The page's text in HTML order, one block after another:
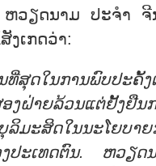
ວຽດນາມ ປະຈຳ ຈີ
ງເກດວ່າ:
ທີ່ສຸດໃນການພົບປະຄັ້ງ
າຍລ້ວນແຕ່ຢັ້ງຢືນກ
ລິມະສິດໃນນະໂຍບາຍ
ງປະເທດຕົນ. ຫວຽ